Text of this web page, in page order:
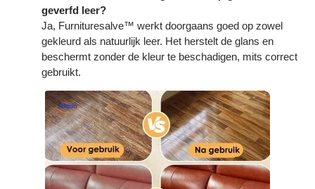
geverfd leer?
Ja, Furnituresalve™ werkt doorgaans goed op zowel
gekleurd als natuurlijk leer. Het herstelt de glans en
beschermt zonder de kleur te beschadigen, mits correct
gebruikt.